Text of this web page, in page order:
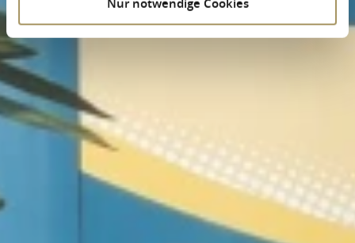
Nur notwendige Cookies